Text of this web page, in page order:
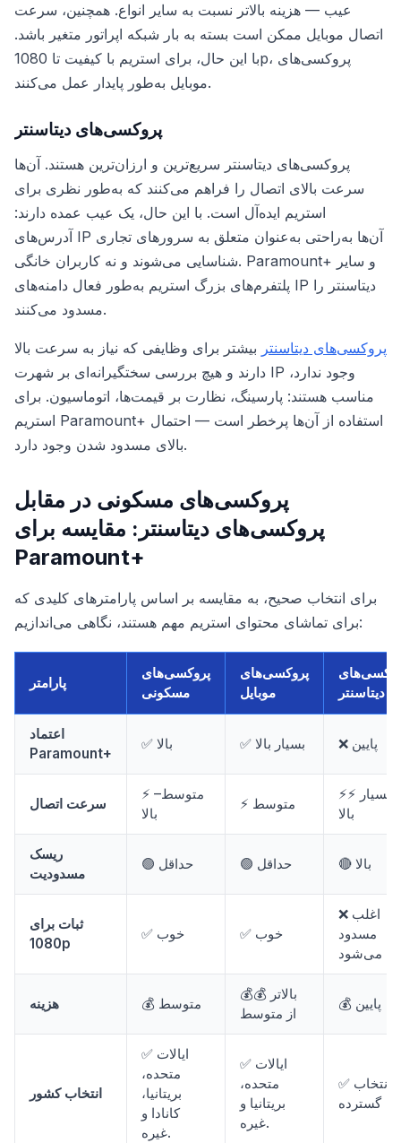
عیب — هزینه بالاتر نسبت به سایر انواع. همچنین، سرعت
اتصال موبایل ممکن است بسته به بار شبکه اپراتور متغیر باشد.
با این حال، برای استریم با کیفیت تا 1080p، پروکسی‌های
موبایل به‌طور پایدار عمل می‌کنند.
پروکسی‌های دیتاسنتر
پروکسی‌های دیتاسنتر سریع‌ترین و ارزان‌ترین هستند. آن‌ها
سرعت بالای اتصال را فراهم می‌کنند که به‌طور نظری برای
استریم ایده‌آل است. با این حال، یک عیب عمده دارند:
آدرس‌های IP آن‌ها به‌راحتی به‌عنوان متعلق به سرورهای تجاری
شناسایی می‌شوند و نه کاربران خانگی. Paramount+ و سایر
پلتفرم‌های بزرگ استریم به‌طور فعال دامنه‌های IP دیتاسنتر را
مسدود می‌کنند.
پروکسی‌های دیتاسنتر بیشتر برای وظایفی که نیاز به سرعت بالا
دارند و هیچ بررسی سختگیرانه‌ای بر شهرت IP وجود ندارد،
مناسب هستند: پارسینگ، نظارت بر قیمت‌ها، اتوماسیون. برای
استریم Paramount+ استفاده از آن‌ها پرخطر است — احتمال
بالای مسدود شدن وجود دارد.
پروکسی‌های مسکونی در مقابل
پروکسی‌های دیتاسنتر: مقایسه برای
Paramount+
برای انتخاب صحیح، به مقایسه بر اساس پارامترهای کلیدی که
برای تماشای محتوای استریم مهم هستند، نگاهی می‌اندازیم:
پارامتر
پروکسی‌های
مسکونی
پروکسی‌های
موبایل
دیتاسنتر
اعتماد
Paramount+
✅ بالا ✅ بسیار بالا ❌ پایین
سرعت اتصال
⚡ متوسط–
بالا
⚡ متوسط
⚡⚡ بسیار
بالا
ریسک
مسدودیت
🟢 حداقل 🟢 حداقل 🔴 بالا
ثبات برای
1080p
✅ خوب ✅ خوب
❌ اغلب
مسدود
می‌شود
هزینه 💰 متوسط
💰💰 بالاتر
از متوسط
💰 پایین
انتخاب کشور
✅ ایالات
متحده،
بریتانیا،
کانادا و
غیره.
✅ ایالات
متحده،
بریتانیا و
غیره.
✅ انتخاب
گسترده